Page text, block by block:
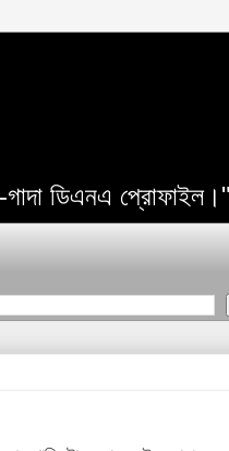
গাদা ডিএনএ প্রোফাইল।"